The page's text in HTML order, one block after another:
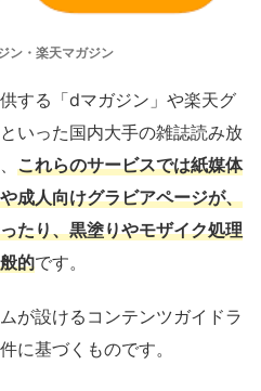
ン・楽天マガジン
する「dマガジン」や楽天グ
いった国内大手の雑誌読み放
これらのサービスでは紙媒体
成人向けグラビアページが、
たり、黒塗りやモザイク処理
的です。
が設けるコンテンツガイドラ
に基づくものです。